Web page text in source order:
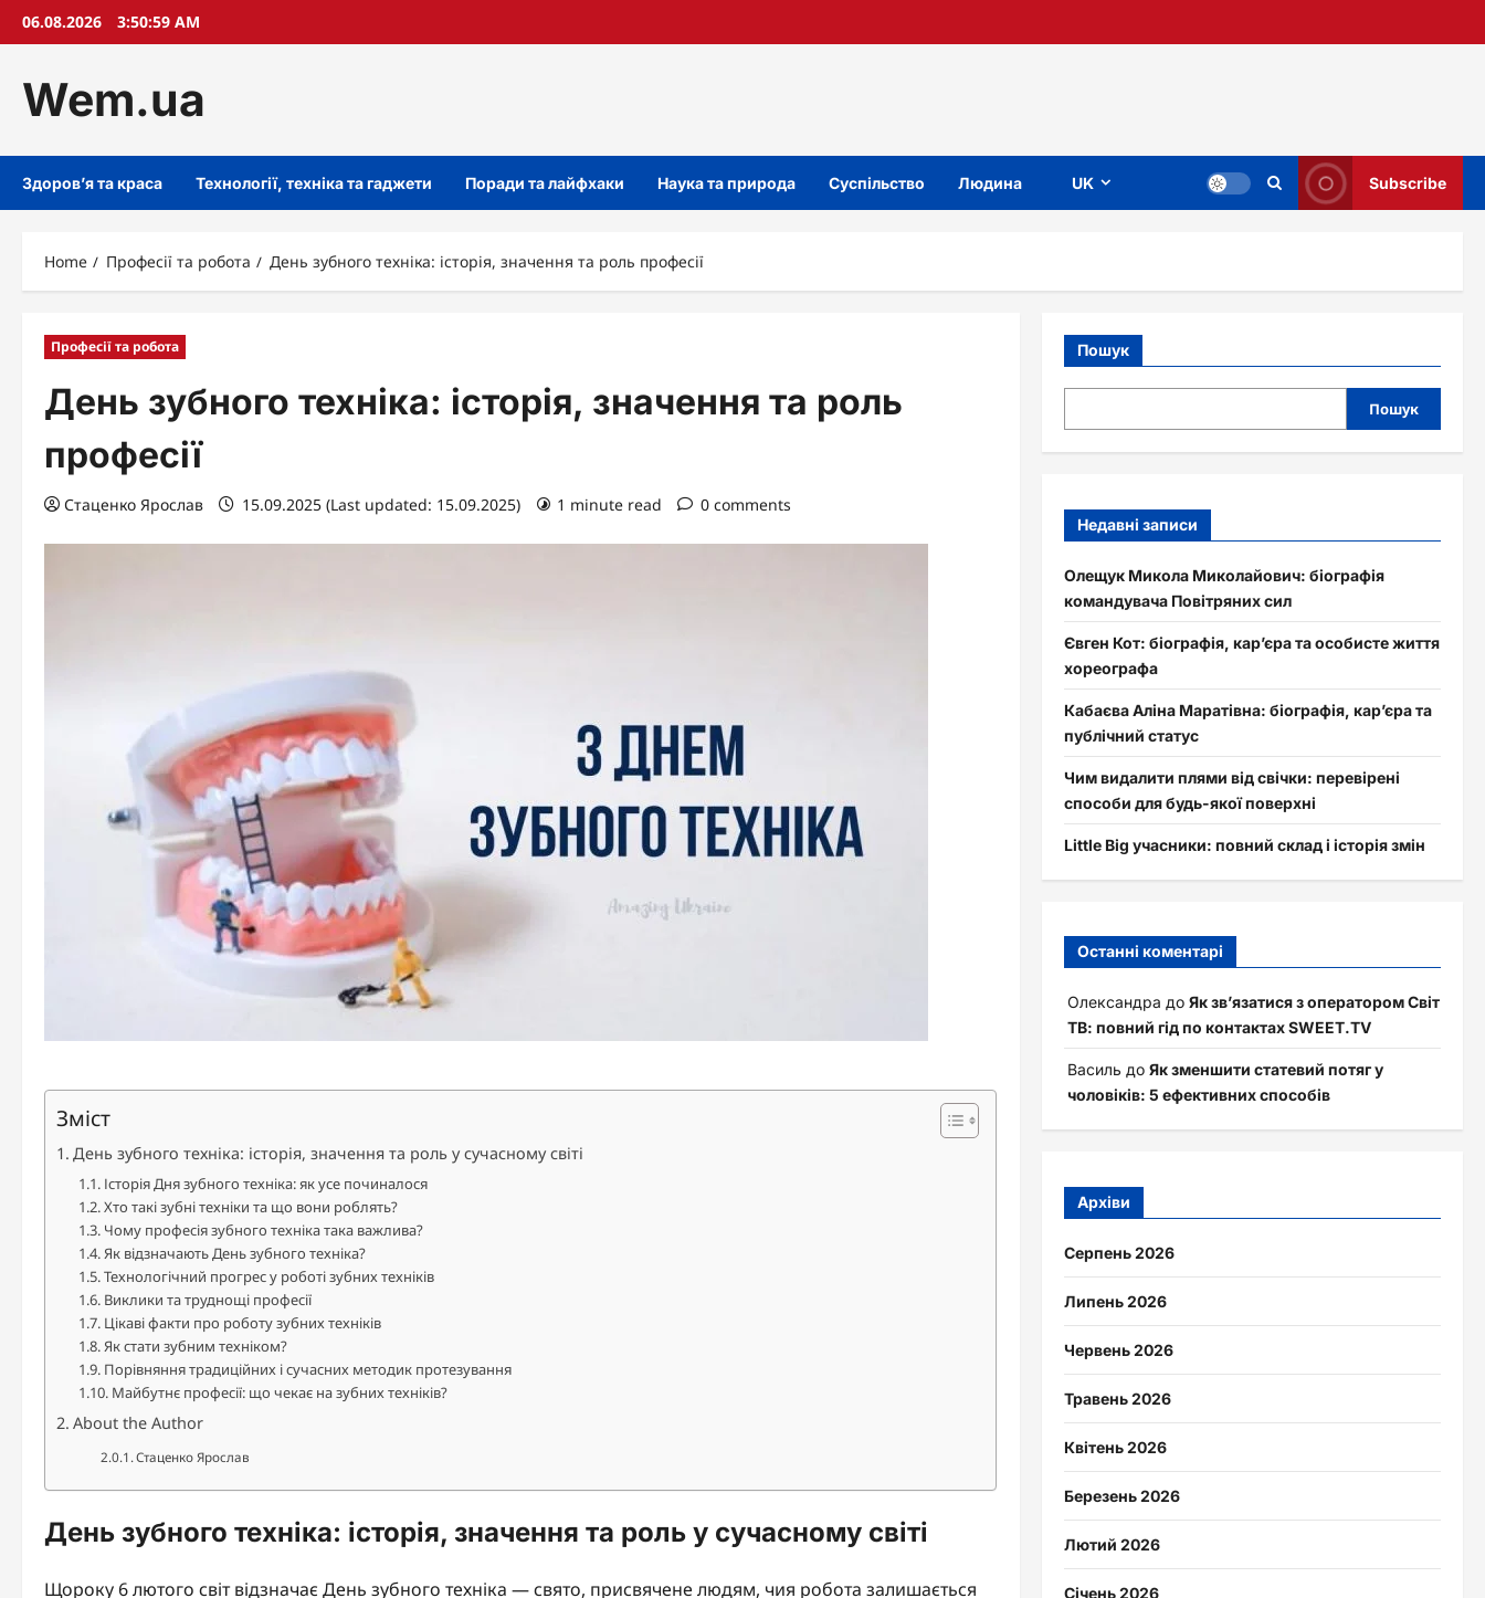
Skip06.08.2026 3:51:00 AM
Wem.ua
Здоров’я та краса Технології, техніка та гаджети Поради та лайфхаки Наука та природа Суспільство Людина UK Subscribe
Home Професії та робота День зубного техніка: історія, значення та роль професії
Професії та робота
День зубного техніка: історія, значення та роль
професії
Стаценко Ярослав 15.09.2025 (Last updated: 15.09.2025) 1 minute read 0 comments
Зміст
День зубного техніка: історія, значення та роль у сучасному світі
Історія Дня зубного техніка: як усе починалося
Хто такі зубні техніки та що вони роблять?
Чому професія зубного техніка така важлива?
Як відзначають День зубного техніка?
Технологічний прогрес у роботі зубних техніків
Виклики та труднощі професії
Цікаві факти про роботу зубних техніків
Як стати зубним техніком?
Порівняння традиційних і сучасних методик протезування
Майбутнє професії: що чекає на зубних техніків?
About the Author
Стаценко Ярослав
День зубного техніка: історія, значення та роль у сучасному світі
Щороку 6 лютого світ відзначає День зубного техніка — свято, присвячене людям, чия робота залишається
Пошук
Пошук
Недавні записи
Олещук Микола Миколайович: біографія
командувача Повітряних сил
Євген Кот: біографія, кар’єра та особисте життя
хореографа
Кабаєва Аліна Маратівна: біографія, кар’єра та
публічний статус
Чим видалити плями від свічки: перевірені
способи для будь-якої поверхні
Little Big учасники: повний склад і історія змін
Останні коментарі
Олександра до Як зв’язатися з оператором Світ
ТВ: повний гід по контактах SWEET.TV
Василь до Як зменшити статевий потяг у
чоловіків: 5 ефективних способів
Архіви
Серпень 2026
Липень 2026
Червень 2026
Травень 2026
Квітень 2026
Березень 2026
Лютий 2026
Січень 2026